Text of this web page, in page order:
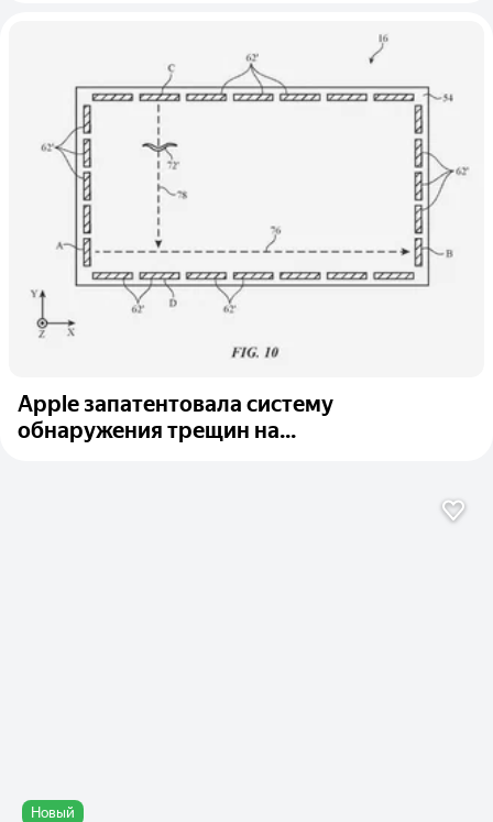
Apple запатентовала систему
обнаружения трещин на...
Новый